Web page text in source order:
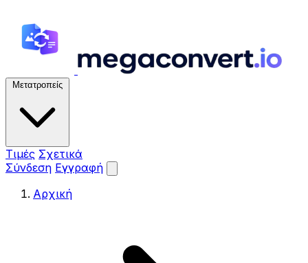
Μετατροπείς
Τιμές Σχετικά
Σύνδεση Εγγραφή
Αρχική